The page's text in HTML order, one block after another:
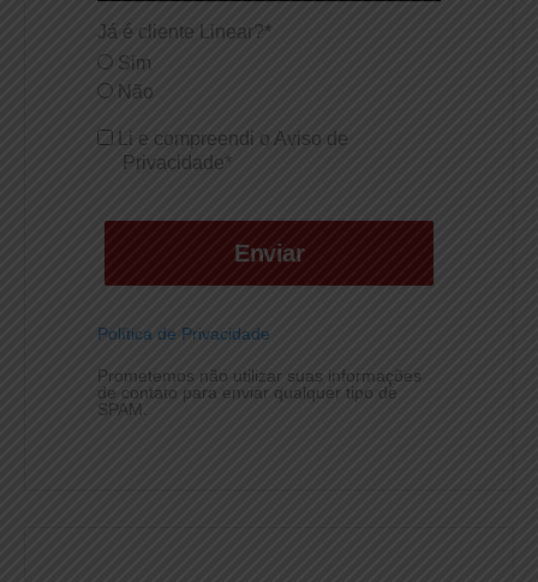
Já é cliente Linear?*
Sim
Não
Li e compreendi o Aviso de
Privacidade*
Enviar
Política de Privacidade
Prometemos não utilizar suas informações
de contato para enviar qualquer tipo de
SPAM.